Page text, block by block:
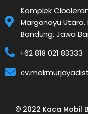
Komplek
Margahayu Utara,
Bandung, Jawa
+62 818 021 88333
© 2022 Kaca Mobil